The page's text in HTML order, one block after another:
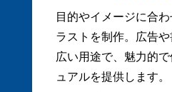
目的やイメージに合
ラストを制作。広告
広い用途で、魅力的
ュアルを提供します。